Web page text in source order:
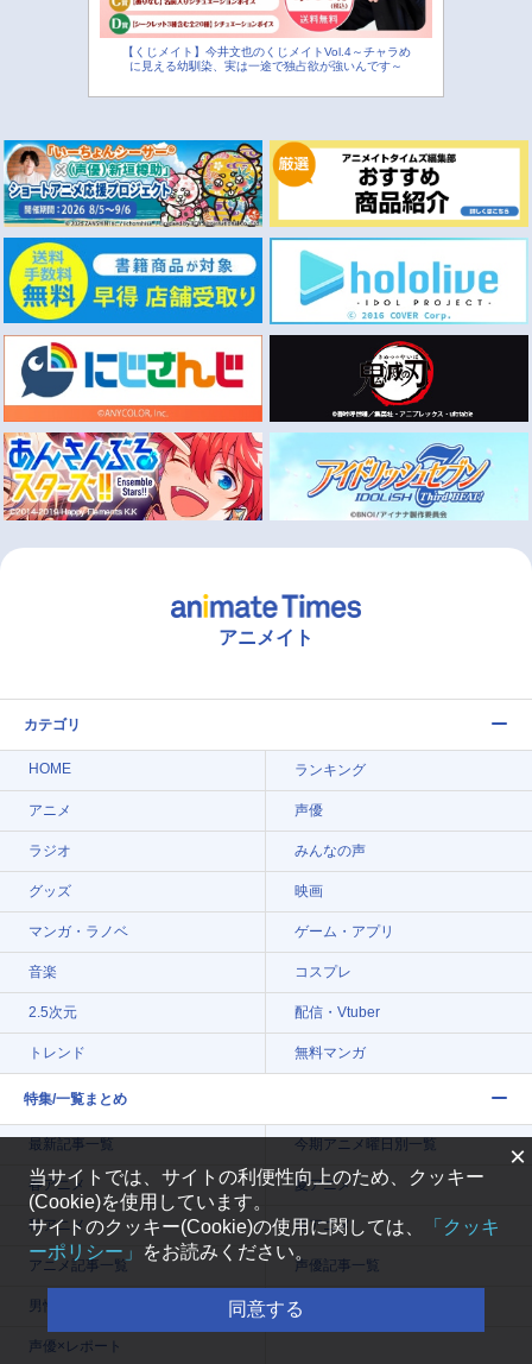
【くじメイト】今井文也のくじメイトVol.4～チャラめ
に見える幼馴染、実は一途で独占欲が強いんです～
アニメイト
カテゴリ
HOME ランキング
アニメ 声優
ラジオ みんなの声
グッズ 映画
マンガ・ラノベ ゲーム・アプリ
音楽 コスプレ
2.5次元 配信・Vtuber
トレンド 無料マンガ
特集/一覧まとめ
最新記事一覧 今期アニメ曜日別一覧
春アニメ 夏アニメ
秋アニメ 冬アニメ
アニメ記事一覧 声優記事一覧
男性声優/女性声優一覧 声優×インタビュー
声優×レポート
×
当サイトでは、サイトの利便性向上のため、クッキー
(Cookie)を使用しています。
サイトのクッキー(Cookie)の使用に関しては、
「クッキ
ーポリシー」
をお読みください。
同意する